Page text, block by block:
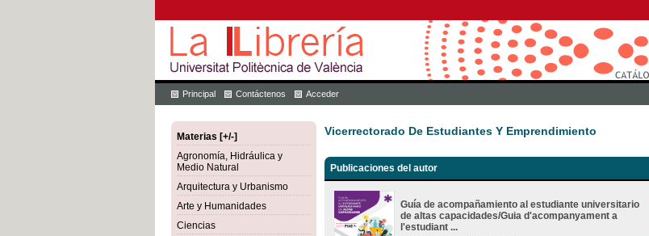
Principal Contáctenos Acceder
Materias [+/-]
Agronomía, Hidráulica y
Medio Natural
Arquitectura y Urbanismo
Arte y Humanidades
Ciencias
Vicerrectorado De Estudiantes Y Emprendimiento
Publicaciones del autor
Guía de acompañamiento al estudiante universitario
de altas capacidades/Guia d'acompanyament a
l'estudiant ...